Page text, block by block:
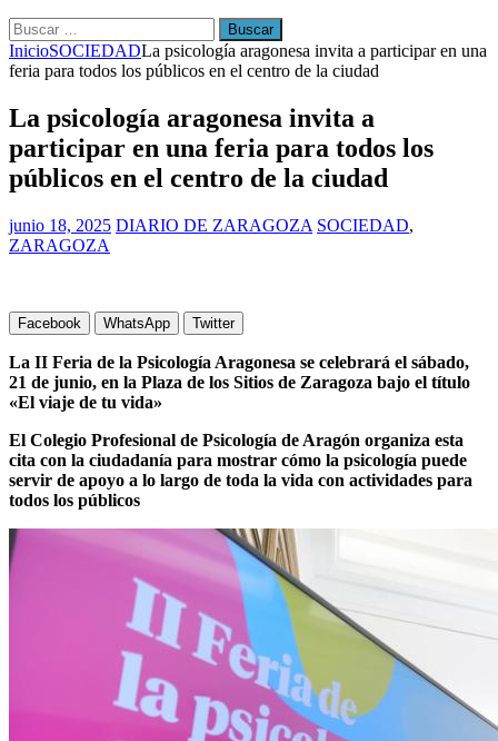
Buscar:
InicioSOCIEDADLa psicología aragonesa invita a participar en una
feria para todos los públicos en el centro de la ciudad
La psicología aragonesa invita a
participar en una feria para todos los
públicos en el centro de la ciudad
junio 18, 2025 DIARIO DE ZARAGOZA SOCIEDAD,
ZARAGOZA
Facebook WhatsApp Twitter
La II Feria de la Psicología Aragonesa se celebrará el sábado,
21 de junio, en la Plaza de los Sitios de Zaragoza bajo el título
«El viaje de tu vida»
El Colegio Profesional de Psicología de Aragón organiza esta
cita con la ciudadanía para mostrar cómo la psicología puede
servir de apoyo a lo largo de toda la vida con actividades para
todos los públicos